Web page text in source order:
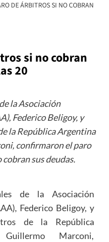
DE ÁRBITROS SI NO COBRAN
si no cobran
20
la Asociación
Federico Beligoy, y
la República Argentina
confirmaron el paro
sus deudas.
de la Asociación
Federico Beligoy, y
de la República
Marconi,